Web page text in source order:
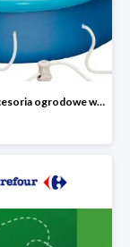
Baseny i akcesoria ogrodowe w Carrefour do -30%